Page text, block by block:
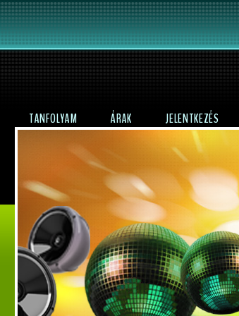
TANFOLYAM ÁRAK JELENTKEZÉS